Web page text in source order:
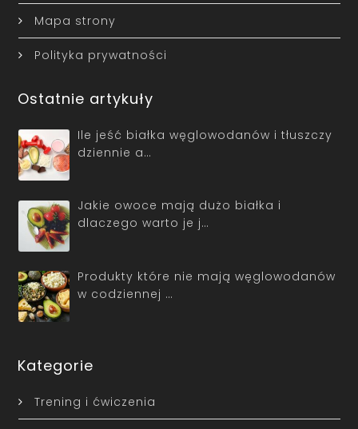
Mapa strony
Polityka prywatności
Ostatnie artykuły
Ile jeść białka węglowodanów i tłuszczy
dziennie a…
Jakie owoce mają dużo białka i
dlaczego warto je j…
Produkty które nie mają węglowodanów
w codziennej …
Kategorie
Trening i ćwiczenia